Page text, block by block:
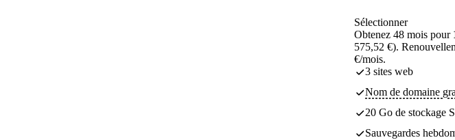
Sélectionner
Obtenez 48 mois pour
575,52 €).
€/mois.
3 sites web
Nom de domaine
20 Go de stockage
Sauvegardes